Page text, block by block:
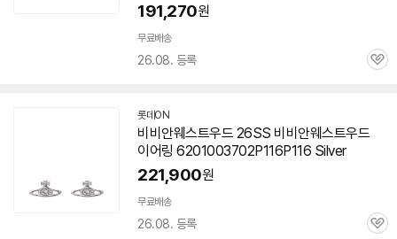
191,270원
무료배송
26.08. 등록
관
롯데ON
비비안웨스트우드 26SS 비비안웨스트우드
이어링 6201003702P116P116 Silver
221,900원
무료배송
26.08. 등록
관